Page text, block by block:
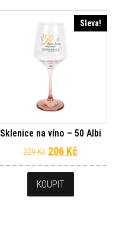
229 Kč.
je: 206 Kč.
Sleva!
Sklenice na víno – 50 Albi
229Kč Původní cena
206 Kč
KOUPIT